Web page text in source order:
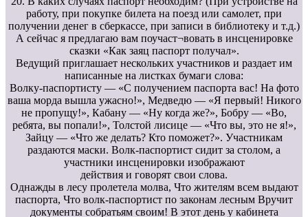
работу, при покупке билета на поезд или самолет, при
получении денег в сберкассе, при записи в библиотеку и т.д.)
А сейчас я предлагаю вам поучаст¬вовать в инсценировке
сказки «Как заяц паспорт получал».
Ведущий приглашает нескольких участников и раздает им
написанные на листках бумаги слова:
Волку-паспортисту — «С получением паспорта вас! На фото
ваша морда вышла ужасно!», Медведю — «Я первый! Никого
не пропущу!», Кабану — «Ну когда же?», Бобру — «Во,
ребята, вы попали!», Толстой лисице — «Что вы, это не я!»,
Зайцу — «Что же делать? Кто поможет?». Участникам
раздаются маски. Волк-паспортист сидит за столом, а
участники инсценировки изображают
действия и говорят свои слова.
Однажды в лесу пролетела молва, Что жителям всем выдают
паспорта, Что волк-паспортист по законам лесным Вручит
документы собратьям своим! В этот день у кабинета